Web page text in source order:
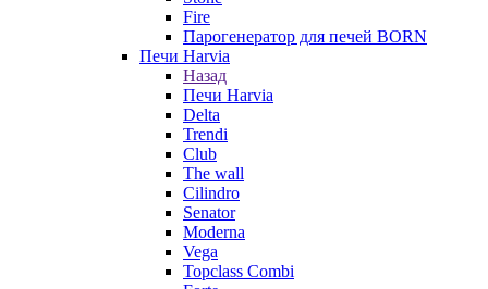
Fire
Парогенератор для печей BORN
Печи Harvia
Назад
Печи Harvia
Delta
Trendi
Club
The wall
Cilindro
Senator
Moderna
Vega
Topclass Combi